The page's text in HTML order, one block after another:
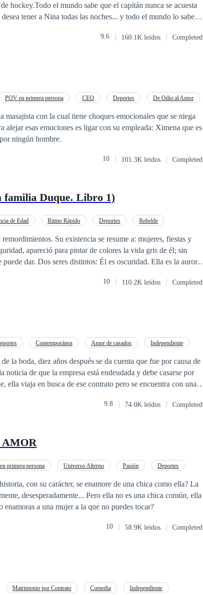
hockey.Todo el mundo sabe que el capitán nunca se acuesta
tener a Nina todas las noches... y todo el mundo lo sabe
9.6 160.1K leídos Completed
POV en primera persona CEO Deportes
De Odio al Amor
masajista con la cual tiene choques emocionales que se niega
alejar esas emociones es ligar con su empleada: Ximena que es
ningún hombre.
10 101.3K leídos Completed
familia Duque. Libro 1)
de Edad Ritmo Rápido Deportes
Rebelde
Su existencia se resume a: mujeres, fiestas y
Ella es la aurora.
10 110.2K leídos Completed
Contemporánea Amor de casados
Independiente
años después se da cuenta que fue por causa de
de que la empresa está endeudada y debe casarse por
ella viaja en busca de ese contrato pero se encuentra con una
9.8 74.0K leídos Completed
AMOR
primera persona Universo Alterno Pasión
Deportes
con su carácter, se enamore de una chica como ella? La
desesperadamente... Pero ella no es una chica común, ella
a una mujer a la que no puedes tocar?
10 58.9K leídos Completed
Matrimonio por Contrato Comedia
Independiente